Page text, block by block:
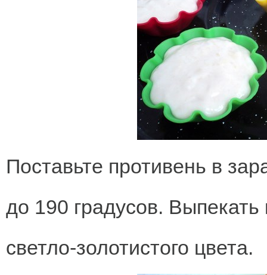
Поставьте противень в
до 190 градусов.
светло-золотистого цвета.